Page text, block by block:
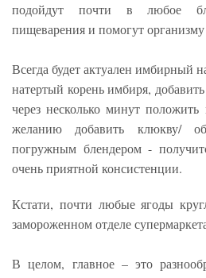
подойдут почти в любое
пищеварения и помогут организму
Всегда будет актуален имбирный
натертый корень имбиря,
через несколько минут
желанию добавить клюкву/
погружным блендером -
очень приятной консистенции.
Кстати, почти любые ягоды
замороженном отделе
В целом, главное – это